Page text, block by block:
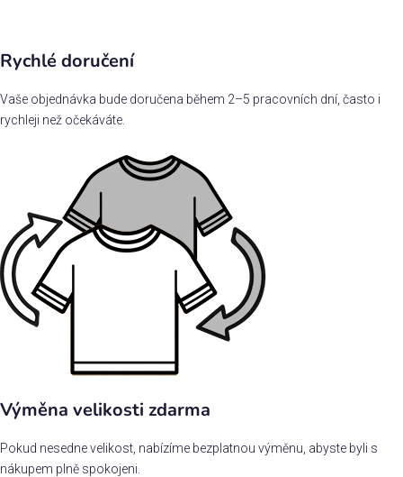
Rychlé doručení
Vaše objednávka bude doručena během 2–5 pracovních dní, často i
rychleji než očekáváte.
Výměna velikosti zdarma
Pokud nesedne velikost, nabízíme bezplatnou výměnu, abyste byli s
nákupem plně spokojeni.